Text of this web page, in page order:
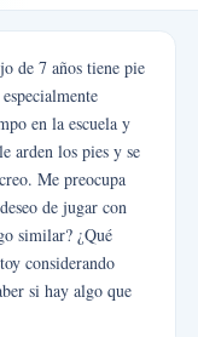
de 7 años tiene pie
en la escuela y
arden los pies y se
Me preocupa
de jugar con
similar? ¿Qué
considerando
si hay algo que